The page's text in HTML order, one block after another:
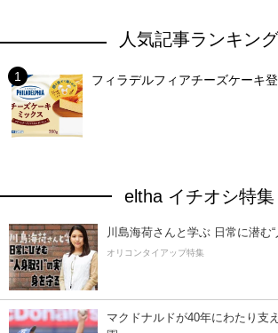
人気記事ランキング
フィラデルフィアチーズケーキ
eltha イチオシ特集
川島海荷さんと学ぶ 日常に潜む
オリコンタイアップ特集
マクドナルドが40年にわたり支